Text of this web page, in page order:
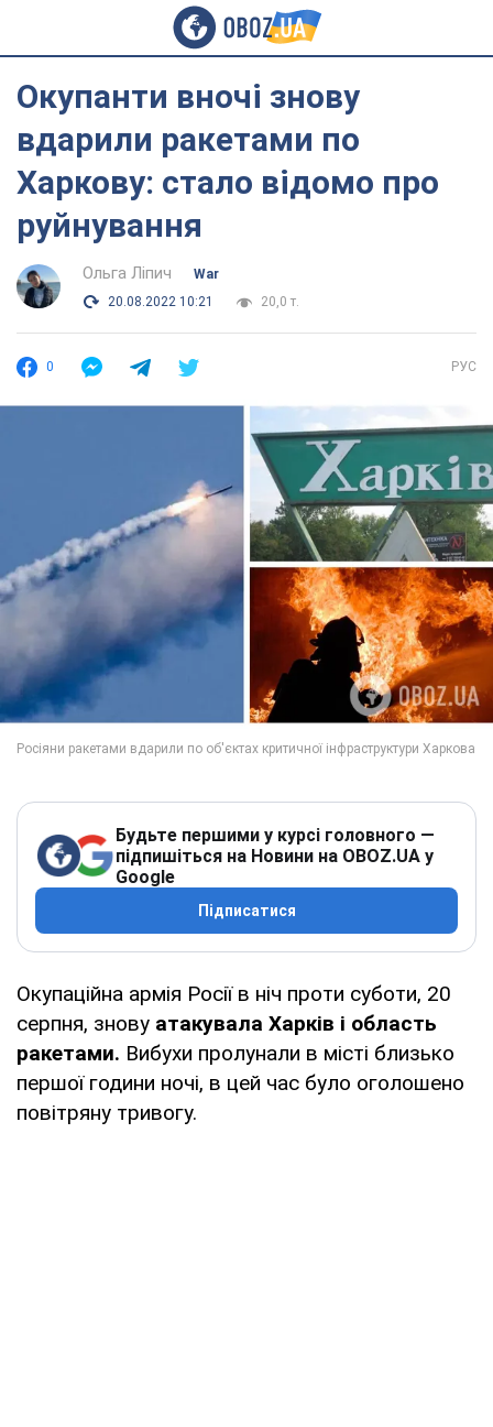
Окупанти вночі знову
вдарили ракетами по
Харкову: стало відомо про
руйнування
Ольга Ліпич
War
20.08.2022 10:21
20,0 т.
0 РУС
Будьте першими у курсі головного —
підпишіться на Новини на OBOZ.UA у
Google
Підписатися
Окупаційна армія Росії в ніч проти суботи, 20
серпня, знову атакувала Харків і область
ракетами. Вибухи пролунали в місті близько
першої години ночі, в цей час було оголошено
повітряну тривогу.